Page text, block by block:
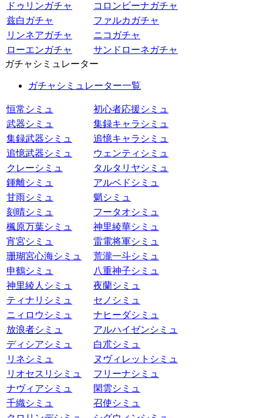
ドゥリンガチャ
コロンビーナガチャ
兹白ガチャ
ファルカガチャ
リンネアガチャ
ニコガチャ
ローエンガチャ
サンドローネガチャ
ガチャシミュレーター
ガチャシミュレーター一覧
恒常シミュ
初心者応援シミュ
武器シミュ
集録キャラシミュ
集録武器シミュ
追憶キャラシミュ
追憶武器シミュ
ウェンティシミュ
クレーシミュ
タルタリヤシミュ
鍾離シミュ
アルベドシミュ
甘雨シミュ
魈シミュ
刻晴シミュ
フータオシミュ
楓原万葉シミュ
神里綾華シミュ
宵宮シミュ
雷電将軍シミュ
珊瑚宮心海シミュ
荒瀧一斗シミュ
申鶴シミュ
八重神子シミュ
神里綾人シミュ
夜蘭シミュ
ティナリシミュ
セノシミュ
ニィロウシミュ
ナヒーダシミュ
放浪者シミュ
アルハイゼンシミュ
ディシアシミュ
白朮シミュ
リネシミュ
ヌヴィレットシミュ
リオセスリシミュ
フリーナシミュ
ナヴィアシミュ
閑雲シミュ
千織シミュ
召使シミュ